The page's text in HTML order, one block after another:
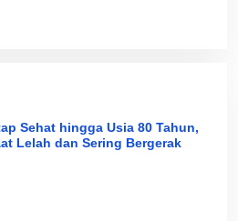
Sehat hingga Usia 80 Tahun,
Lelah dan Sering Bergerak